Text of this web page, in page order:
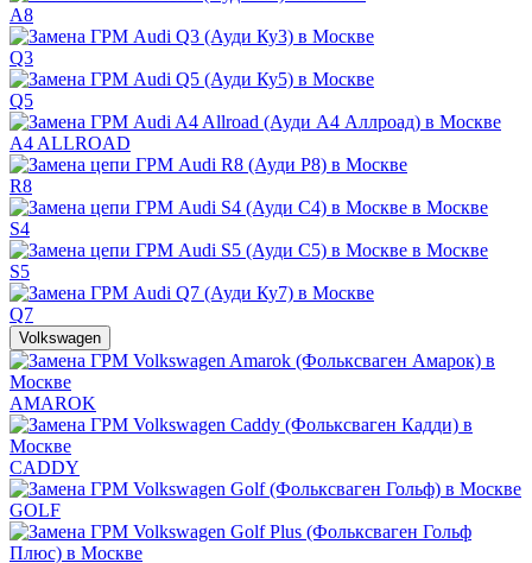
A8
Q3
Q5
A4 ALLROAD
R8
S4
S5
Q7
Volkswagen
AMAROK
CADDY
GOLF